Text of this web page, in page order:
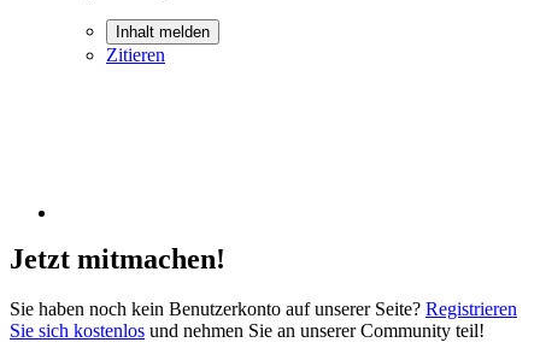
Inhalt melden
Zitieren
Jetzt mitmachen!
Sie haben noch kein Benutzerkonto auf unserer Seite? Registrieren
Sie sich kostenlos und nehmen Sie an unserer Community teil!